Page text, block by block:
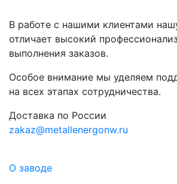
В работе с нашими клиентами
отличает высокий
выполнения заказов.
Особое внимание мы уделяем
на всех этапах сотрудничества.
Доставка по России
zakaz@metallenergonw.ru
О заводе